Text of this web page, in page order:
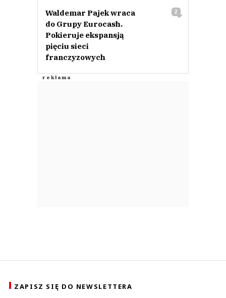
Waldemar Pajek wraca
do Grupy Eurocash.
Pokieruje ekspansją
pięciu sieci
franczyzowych
2
ZAPISZ SIĘ DO NEWSLETTERA